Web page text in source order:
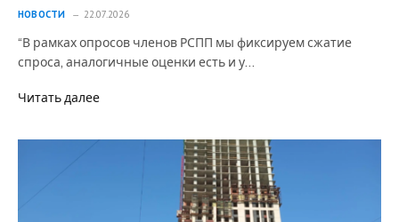
НОВОСТИ 22.07.2026
“В рамках опросов членов РСПП мы фиксируем сжатие
спроса, аналогичные оценки есть и у…
Читать далее